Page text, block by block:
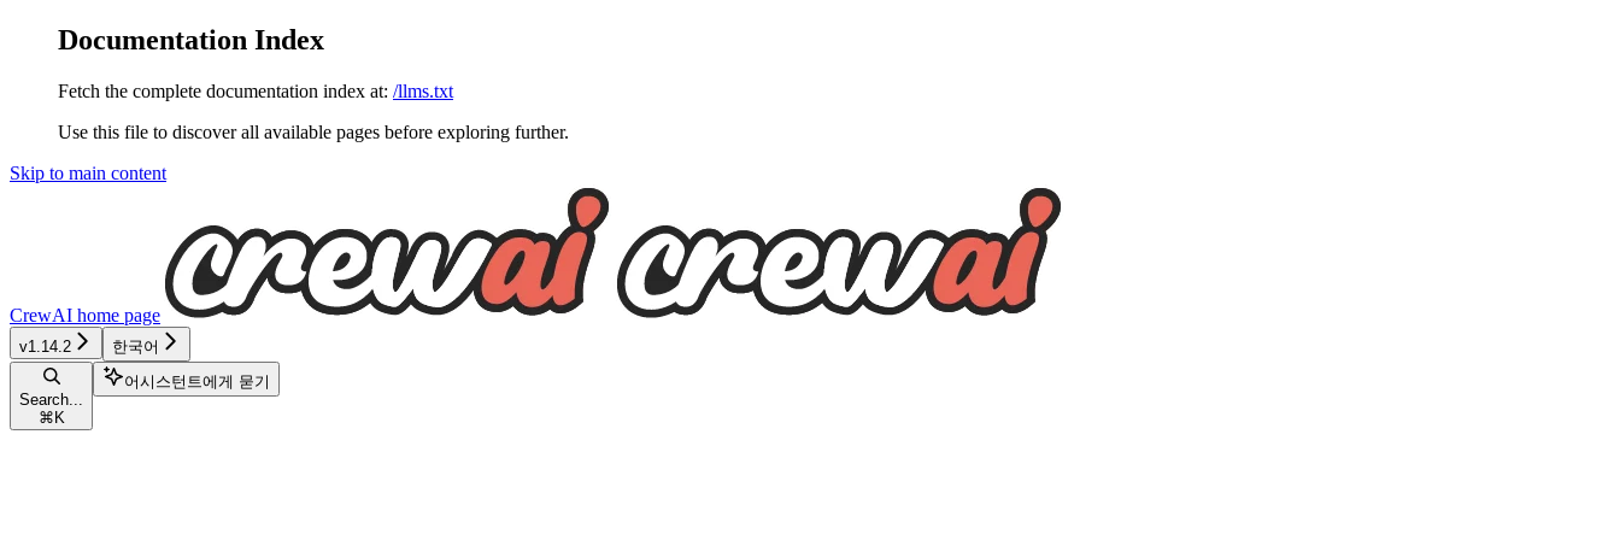
Documentation Index
Fetch the complete documentation index at: /llms.txt
Use this file to discover all available pages before exploring further.
Skip to main content
CrewAI home page
v1.14.2 한국어
Search...
⌘ K
어시스턴트에게 묻기